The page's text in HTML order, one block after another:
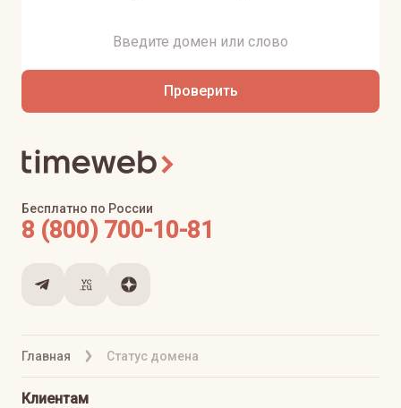
Проверить
Главная Статус домена
Бесплатно по России
8 (800) 700-10-81
Клиентам